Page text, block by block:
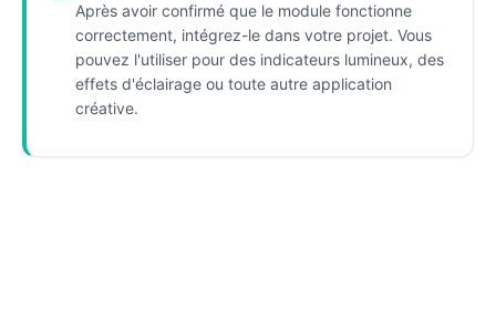
Après avoir confirmé que le module fonctionne
correctement, intégrez-le dans votre projet. Vous
pouvez l'utiliser pour des indicateurs lumineux, des
effets d'éclairage ou toute autre application
créative.